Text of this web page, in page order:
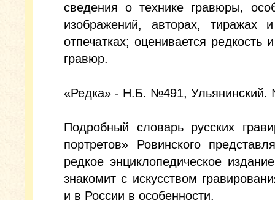
сведения о технике гравюры,
изображений, авторах, тиражах
отпечатках; оценивается редкость
гравюр.
«Редка» - Н.Б. №491, Ульянинский.
Подробный словарь русских
портретов» Ровинского
редкое энциклопедическое
знакомит с искусством
и в России в особенности.